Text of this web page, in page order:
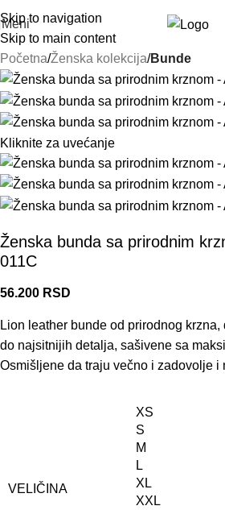
Skip to navigation
Skip to main content
Meni
Početna Ženska kolekcija Bunde
Kliknite za uvećanje
Ženska bunda sa prirodnim
011C
56.200 RSD
Lion leather bunde od prirodnog
do najsitnijih detalja, sašivene sa
Osmišljene da traju večno i zadovolje i
VELIČINA
XS
S
M
L
XL
XXL